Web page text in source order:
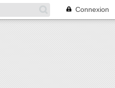
Connexion